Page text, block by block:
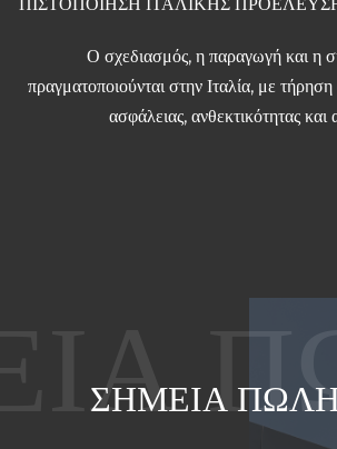
Ο σχεδιασμός, η παραγωγή και η
πραγματοποιούνται στην Ιταλία, με
ασφάλειας, ανθεκτικότητας και
ΣΗΜΕΙΑ